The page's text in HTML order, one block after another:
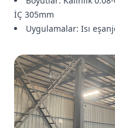
İÇ 305mm
Uygulamalar: Isı